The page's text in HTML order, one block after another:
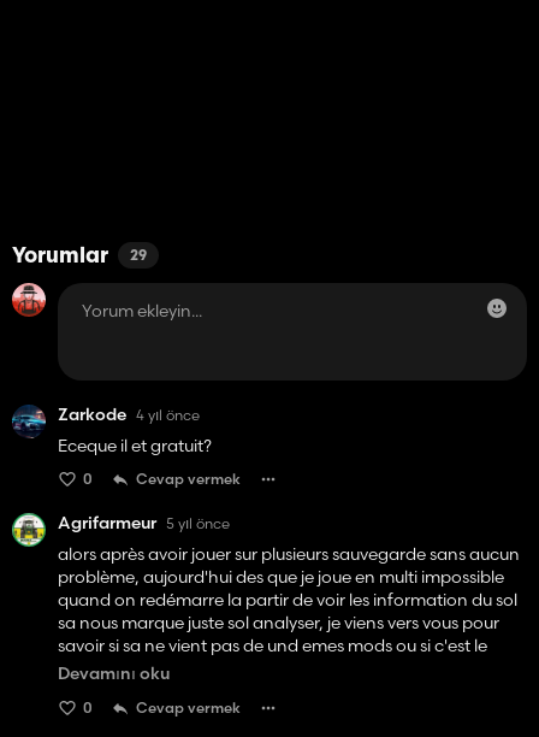
Yorumlar 29
Zarkode 4 yıl önce
Eceque il et gratuit?
0 Cevap vermek
Agrifarmeur 5 yıl önce
alors après avoir jouer sur plusieurs sauvegarde sans aucun
problème, aujourd'hui des que je joue en multi impossible
quand on redémarre la partir de voir les information du sol
sa nous marque juste sol analyser, je viens vers vous pour
savoir si sa ne vient pas de und emes mods ou si c'est le
mods en question qui fait sa en attente de votre réponse
Devamını oku
0 Cevap vermek